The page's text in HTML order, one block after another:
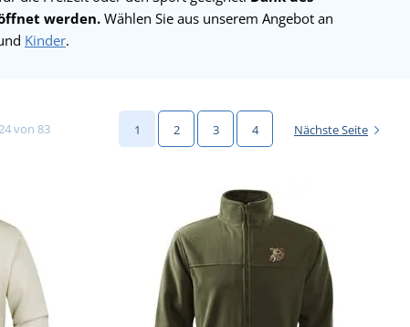
werden. Wählen Sie aus unserem Angebot an
Kinder.
von 83 1 2 3 4 Nächste Seite